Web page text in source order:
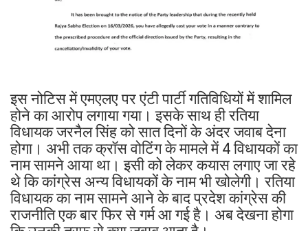
इस नोटिस में एमएलए पर एंटी पार्टी गतिविधियों में शामिल
होने का आरोप लगाया गया। इसके साथ ही रतिया
विधायक जरनैल सिंह को सात दिनों के अंदर जवाब देना
होगा। अभी तक क्रॉस वोटिंग के मामले में 4 विधायकों का
नाम सामने आया था। इसी को लेकर कयास लगाए जा रहे
थे कि कांग्रेस अन्य विधायकों के नाम भी खोलेगी। रतिया
विधायक का नाम सामने आने के बाद प्रदेश कांग्रेस की
राजनीति एक बार फिर से गर्म आ गई है। अब देखना होगा